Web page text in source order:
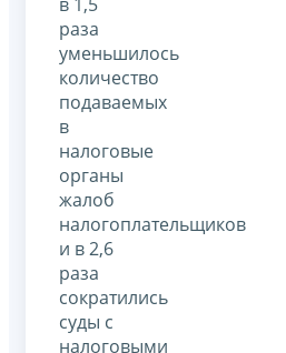
раза
уменьшилось
количество
подаваемых
в
налоговые
органы
жалоб
налогоплательщиков
и в 2,6
раза
сократились
суды с
налоговыми